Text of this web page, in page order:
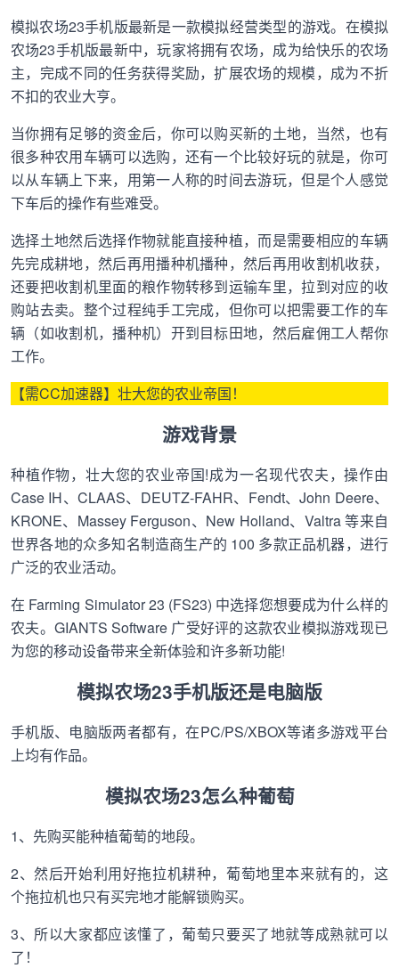
模拟农场23手机版最新是一款模拟经营类型的游戏。在模拟
农场23手机版最新中，玩家将拥有农场，成为给快乐的农场
主，完成不同的任务获得奖励，扩展农场的规模，成为不折
不扣的农业大亨。
当你拥有足够的资金后，你可以购买新的土地，当然，也有
很多种农用车辆可以选购，还有一个比较好玩的就是，你可
以从车辆上下来，用第一人称的时间去游玩，但是个人感觉
下车后的操作有些难受。
选择土地然后选择作物就能直接种植，而是需要相应的车辆
先完成耕地，然后再用播种机播种，然后再用收割机收获，
还要把收割机里面的粮作物转移到运输车里，拉到对应的收
购站去卖。整个过程纯手工完成，但你可以把需要工作的车
辆（如收割机，播种机）开到目标田地，然后雇佣工人帮你
工作。
【需CC加速器】壮大您的农业帝国！
游戏背景
种植作物，壮大您的农业帝国!成为一名现代农夫，操作由
Case IH、CLAAS、DEUTZ-FAHR、Fendt、John Deere、
KRONE、Massey Ferguson、New Holland、Valtra 等来自
世界各地的众多知名制造商生产的 100 多款正品机器，进行
广泛的农业活动。
在 Farming Simulator 23 (FS23) 中选择您想要成为什么样的
农夫。GIANTS Software 广受好评的这款农业模拟游戏现已
为您的移动设备带来全新体验和许多新功能!
模拟农场23手机版还是电脑版
手机版、电脑版两者都有，在PC/PS/XBOX等诸多游戏平台
上均有作品。
模拟农场23怎么种葡萄
1、先购买能种植葡萄的地段。
2、然后开始利用好拖拉机耕种，葡萄地里本来就有的，这
个拖拉机也只有买完地才能解锁购买。
3、所以大家都应该懂了，葡萄只要买了地就等成熟就可以
了！